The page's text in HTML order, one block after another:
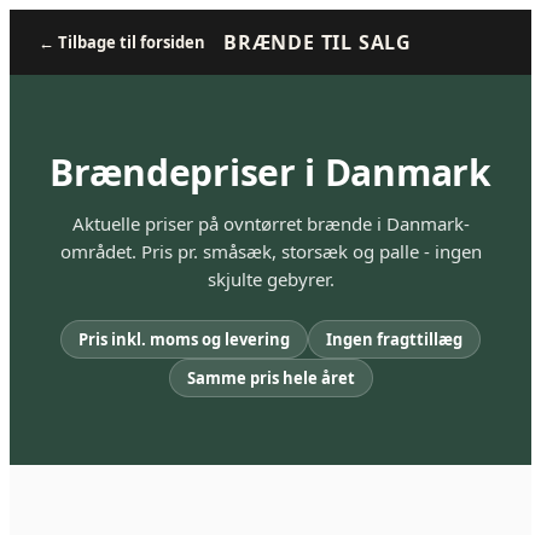
← Tilbage til forsiden BRÆNDE TIL SALG
Brændepriser i Danmark
Aktuelle priser på ovntørret brænde i Danmark-
området. Pris pr. småsæk, storsæk og palle - ingen
skjulte gebyrer.
Pris inkl. moms og levering
Ingen fragttillæg
Samme pris hele året